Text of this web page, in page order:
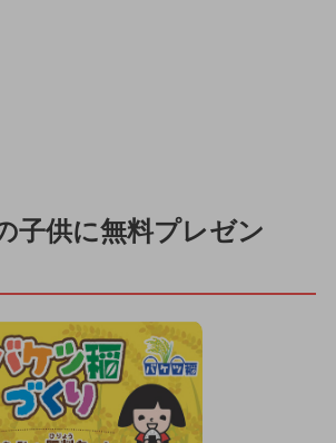
子供に無料プレゼン